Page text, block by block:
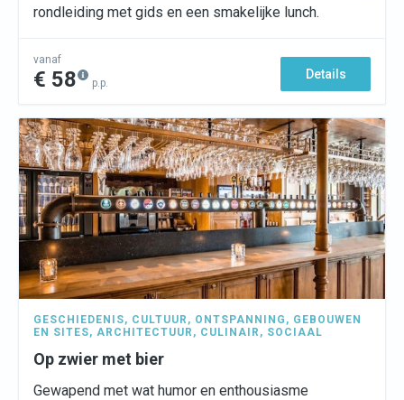
rondleiding met gids en een smakelijke lunch.
vanaf
€ 58 p.p.
Details
GESCHIEDENIS, CULTUUR , ONTSPANNING , GEBOUWEN
EN SITES, ARCHITECTUUR , CULINAIR , SOCIAAL
Op zwier met bier
Gewapend met wat humor en enthousiasme